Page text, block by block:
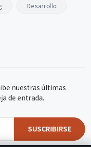
Desarrollo
nuestras últimas
de entrada.
SUSCRIBIRSE